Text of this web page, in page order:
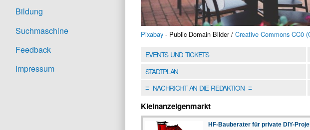
Bildung
Suchmaschine
Feedback
Impressum
Pixabay - Public Domain Bilder / Creative Commons CC0
EVENTS UND TICKETS
STADTPLAN
≡NACHRICHT AN DIE REDAKTION≡
Kleinanzeigenmarkt
HF-Bauberater für private DIY-